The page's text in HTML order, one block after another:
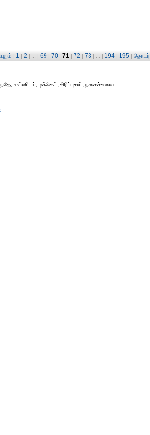
| 1 | 2 | ... | 69 | 70 | 71 | 72 | 73 | ... | 194 | 195 |
என்னிடம், டிக்கெட், சிரிப்புகள், நகைச்சுவை